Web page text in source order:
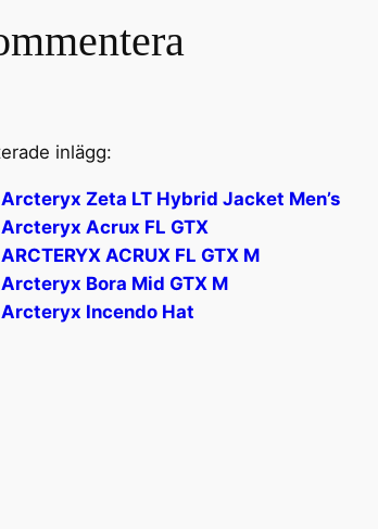
inlägg:
Arcteryx Zeta LT Hybrid Jacket Men’s
Arcteryx Acrux FL GTX
ARCTERYX ACRUX FL GTX M
Arcteryx Bora Mid GTX M
Arcteryx Incendo Hat